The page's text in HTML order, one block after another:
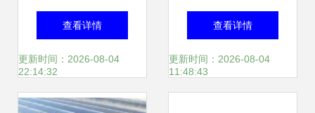
新到河南厂家直销
45号无缝钢管，以
硬核品质衔接市场
查看详情
更新时间：2026-08-04
22:14:32
高效热电材料突破
锑化结等有效减弱
查看详情
更新时间：2026-08-04
11:48:43